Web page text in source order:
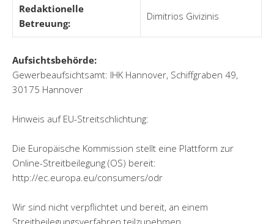
Redaktionelle
Betreuung:
Dimitrios Givizinis
Aufsichtsbehörde:
Gewerbeaufsichtsamt: IHK Hannover, Schiffgraben 49,
30175 Hannover
Hinweis auf EU-Streitschlichtung:
Die Europäische Kommission stellt eine Plattform zur
Online-Streitbeilegung (OS) bereit:
http://ec.europa.eu/consumers/odr
Wir sind nicht verpflichtet und bereit, an einem
Streitbeilegungsverfahren teilzunehmen.